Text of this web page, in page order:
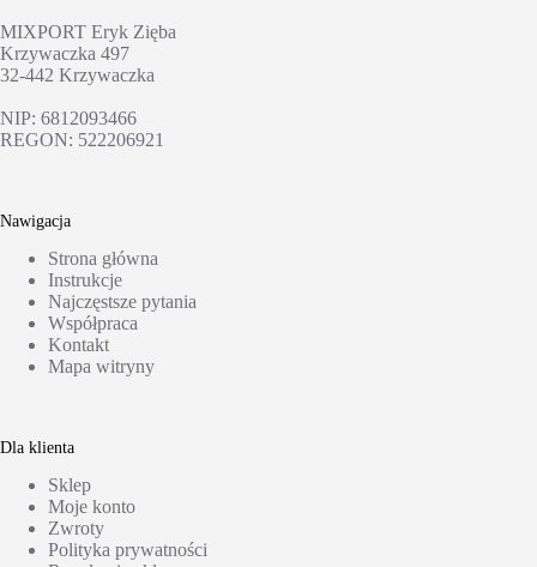
MIXPORT Eryk Zięba
Krzywaczka 497
32-442 Krzywaczka
NIP: 6812093466
REGON: 522206921
Nawigacja
Strona główna
Instrukcje
Najczęstsze pytania
Współpraca
Kontakt
Mapa witryny
Dla klienta
Sklep
Moje konto
Zwroty
Polityka prywatności